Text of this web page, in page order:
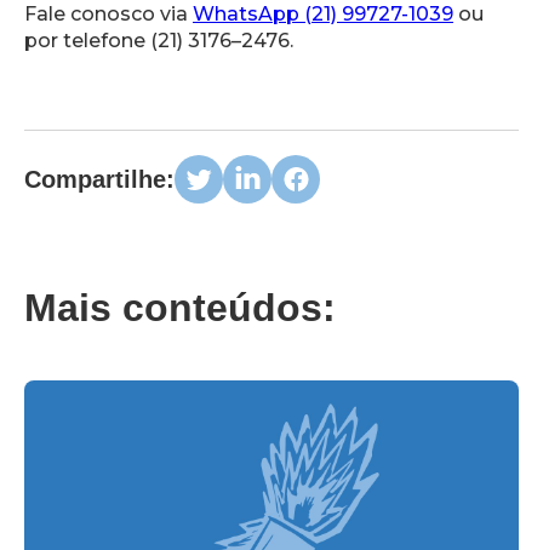
Fale conosco via WhatsApp (21) 99727-1039 ou
por telefone (21) 3176–2476.
Compartilhe:
Mais conteúdos: